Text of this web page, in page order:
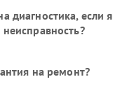
диагностика, если я
на ремонт?